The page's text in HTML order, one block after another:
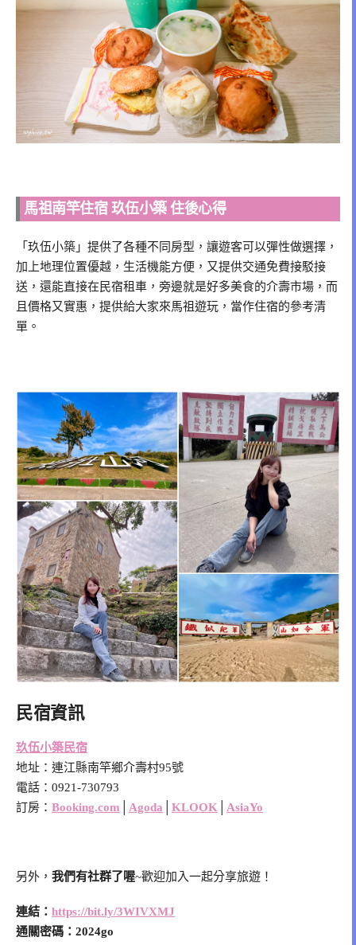
馬祖南竿住宿 玖伍小築 住後心得
「玖伍小築」提供了各種不同房型，讓遊客可以彈性做選擇，
加上地理位置優越，生活機能方便，又提供交通免費接駁接
送，還能直接在民宿租車，旁邊就是好多美食的介壽市場，而
且價格又實惠，提供給大家來馬祖遊玩，當作住宿的參考清
單。
民宿資訊
玖伍小築民宿
地址：連江縣南竿鄉介壽村95號
電話：0921-730793
訂房： Booking.com Agoda KLOOK AsiaYo
另外， 我們有社群了喔~歡迎加入一起分享旅遊！
連結： https://bit.ly/3WIVXMJ
通關密碼：2024go